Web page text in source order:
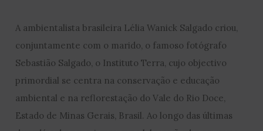
A ambientalista brasileira Lélia Wanick Salgado criou,
conjuntamente com o marido, o famoso fotógrafo
Sebastião Salgado, o Instituto Terra, cujo objectivo
primordial se centra na conservação e educação
ambiental e na reflorestação do Vale do Rio Doce,
Estado de Minas Gerais, Brasil. Ao longo das últimas